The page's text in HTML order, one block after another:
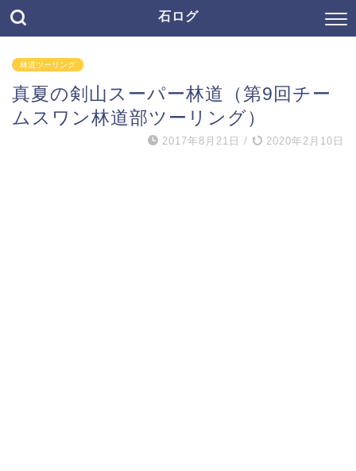
石ログ
林道ツーリング
真夏の剣山スーパー林道（第9回チー
ムスワン林道部ツーリング）
2017年8月21日 / 2020年2月10日